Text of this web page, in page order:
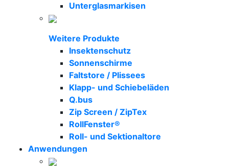
Unterglasmarkisen
Weitere Produkte
Insektenschutz
Sonnenschirme
Faltstore / Plissees
Klapp- und Schiebeläden
Q.bus
Zip Screen / ZipTex
RollFenster®
Roll- und Sektionaltore
Anwendungen